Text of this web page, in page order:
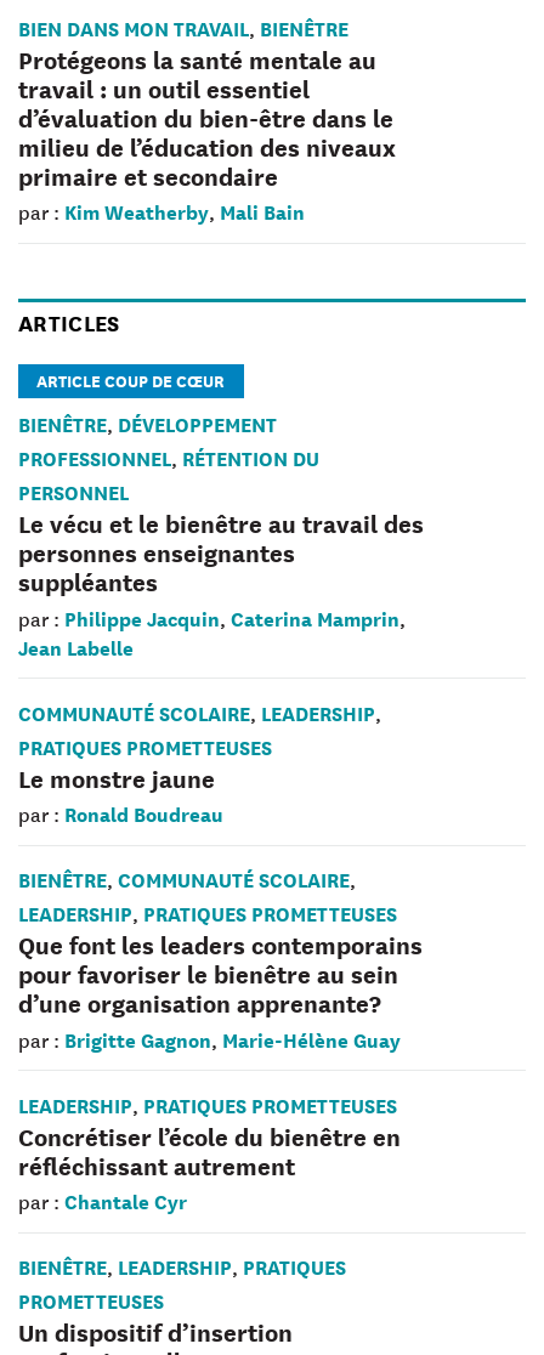
BIEN DANS MON TRAVAIL, BIENÊTRE
Protégeons la santé mentale au
travail : un outil essentiel
d’évaluation du bien-être dans le
milieu de l’éducation des niveaux
primaire et secondaire
par : Kim Weatherby, Mali Bain
ARTICLES
ARTICLE COUP DE CŒUR
BIENÊTRE, DÉVELOPPEMENT
PROFESSIONNEL, RÉTENTION DU
PERSONNEL
Le vécu et le bienêtre au travail des
personnes enseignantes
suppléantes
par : Philippe Jacquin, Caterina Mamprin,
Jean Labelle
COMMUNAUTÉ SCOLAIRE, LEADERSHIP,
PRATIQUES PROMETTEUSES
Le monstre jaune
par : Ronald Boudreau
BIENÊTRE, COMMUNAUTÉ SCOLAIRE,
LEADERSHIP, PRATIQUES PROMETTEUSES
Que font les leaders contemporains
pour favoriser le bienêtre au sein
d’une organisation apprenante?
par : Brigitte Gagnon, Marie-Hélène Guay
LEADERSHIP, PRATIQUES PROMETTEUSES
Concrétiser l’école du bienêtre en
réfléchissant autrement
par : Chantale Cyr
BIENÊTRE, LEADERSHIP, PRATIQUES
PROMETTEUSES
Un dispositif d’insertion